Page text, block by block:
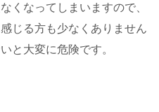
くなってしまいますので、
じる方も少なくありません
と大変に危険です。